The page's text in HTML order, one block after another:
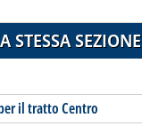
STESSA SEZIONE
il tratto Centro